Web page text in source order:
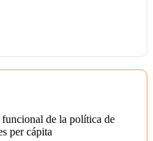
de la política de
per cápita